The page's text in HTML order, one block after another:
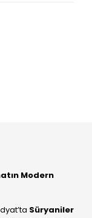
Modern
Süryaniler